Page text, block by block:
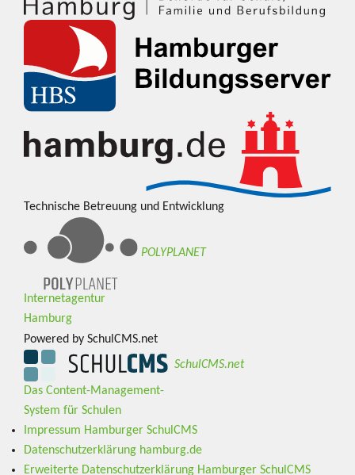
Technische Betreuung und Entwicklung
POLYPLANET
Internetagentur
Hamburg
Powered by SchulCMS.net
SchulCMS.net
Das Content-Management-
System für Schulen
Impressum Hamburger SchulCMS
Datenschutzerklärung hamburg.de
Erweiterte Datenschutzerklärung Hamburger SchulCMS